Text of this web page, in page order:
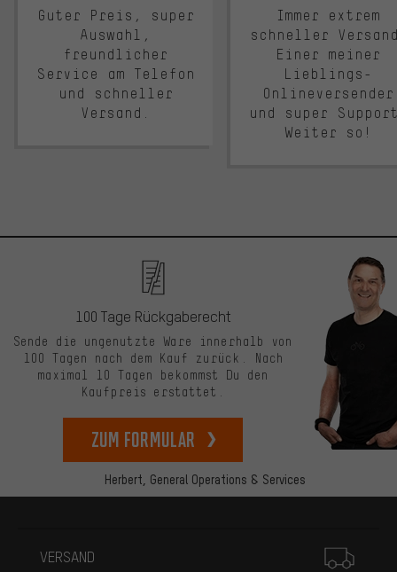
Guter Preis, super
Auswahl,
freundlicher
Service am Telefon
und schneller
Versand.
Immer extrem
schneller
Einer meiner
Lieblings-
Onlineversender
und super
Weiter so!
Herbert, General Operations & Services
100 Tage Rückgaberecht
Sende die ungenutzte Ware innerhalb von
100 Tagen nach dem Kauf zurück. Nach
maximal 10 Tagen bekommst Du den
Kaufpreis erstattet.
zum Formular
VERSAND